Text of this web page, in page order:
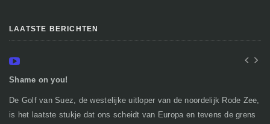
LAATSTE BERICHTEN
Shame on you!
De Golf van Suez, de westelijke uitloper van de noordelijk Rode Zee,
is het laatste stukje dat ons scheidt van Europa en tevens de grens